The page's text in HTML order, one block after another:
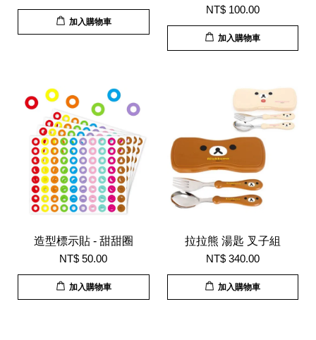
加入購物車
NT$ 100.00
加入購物車
造型標示貼 - 甜甜圈
NT$ 50.00
加入購物車
拉拉熊 湯匙 叉子組
NT$ 340.00
加入購物車